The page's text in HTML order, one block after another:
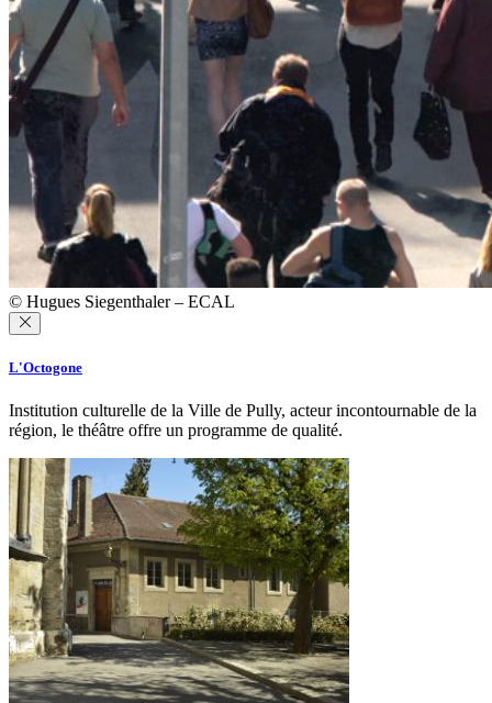
© Hugues Siegenthaler – ECAL
L'Octogone
Institution culturelle de la Ville de Pully, acteur incontournable de la
région, le théâtre offre un programme de qualité.